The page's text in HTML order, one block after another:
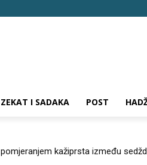
ZEKAT I SADAKA POST
kažiprsta između